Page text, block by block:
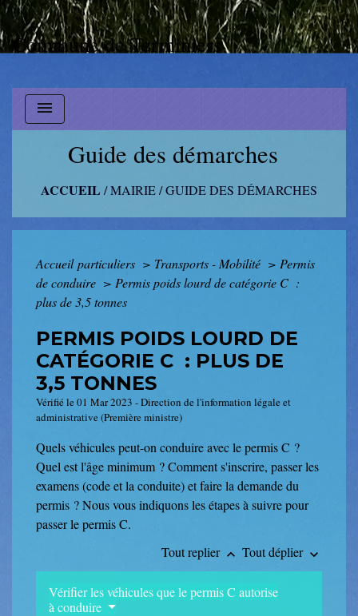
Commune de Terminiers
menu
Guide des démarches
ACCUEIL /MAIRIE/GUIDE DES DÉMARCHES
Accueil particuliers > Transports - Mobilité > Permis
de conduire > Permis poids lourd de catégorie C :
plus de 3,5 tonnes
PERMIS POIDS LOURD DE
CATÉGORIE C : PLUS DE
3,5 TONNES
Vérifié le 01 Mar 2023 - Direction de l'information légale et
administrative (Première ministre)
Quels véhicules peut-on conduire avec le permis C ?
Quel est l'âge minimum ? Comment s'inscrire, passer les
examens (code et la conduite) et faire la demande du
permis ? Nous vous indiquons les étapes à suivre pour
passer le permis C.
Tout replier keyboard_arrow_up Tout déplier keyboard_arrow_down
Vérifier les véhicules que le permis C autorise
à conduire